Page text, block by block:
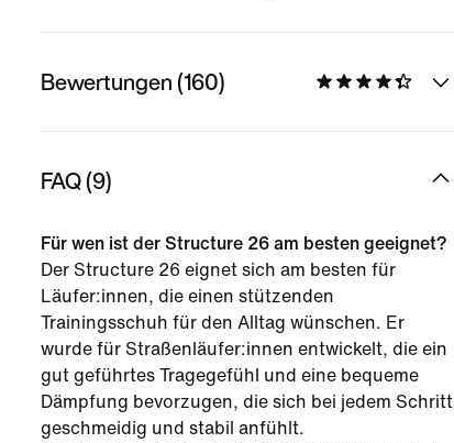
Bewertungen (160)
FAQ (9)
Für wen ist der Structure 26 am besten geeignet?
Der Structure 26 eignet sich am besten für
Läufer:innen, die einen stützenden
Trainingsschuh für den Alltag wünschen. Er
wurde für Straßenläufer:innen entwickelt, die ein
gut geführtes Tragegefühl und eine bequeme
Dämpfung bevorzugen, die sich bei jedem Schritt
geschmeidig und stabil anfühlt.